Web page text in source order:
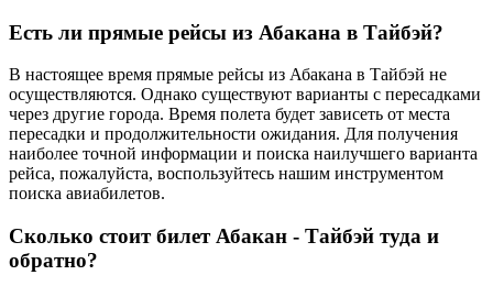
Есть ли прямые рейсы из Абакана в Тайбэй?
В настоящее время прямые рейсы из Абакана в Тайбэй не
осуществляются. Однако существуют варианты с пересадками
через другие города. Время полета будет зависеть от места
пересадки и продолжительности ожидания. Для получения
наиболее точной информации и поиска наилучшего варианта
рейса, пожалуйста, воспользуйтесь нашим инструментом
поиска авиабилетов.
Сколько стоит билет Абакан - Тайбэй туда и
обратно?